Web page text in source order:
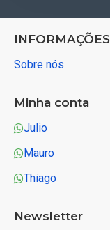
INFORMAÇÕES
Sobre nós
Minha conta
Julio
Mauro
Thiago
Newsletter